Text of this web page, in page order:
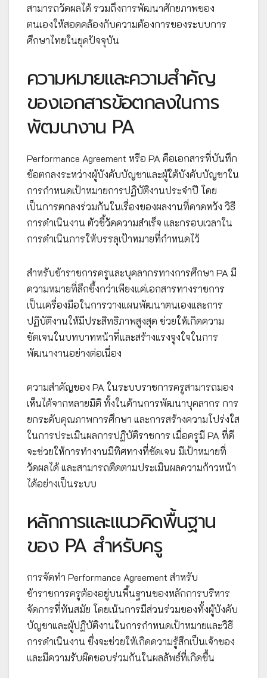
สามารถวัดผลได้ รวมถึงการพัฒนาศักยภาพของ
ตนเองให้สอดคล้องกับความต้องการของระบบการ
ศึกษาไทยในยุคปัจจุบัน
ความหมายและความสำคัญ
ของเอกสารข้อตกลงในการ
พัฒนางาน PA
Performance Agreement หรือ PA คือเอกสารที่บันทึก
ข้อตกลงระหว่างผู้บังคับบัญชาและผู้ใต้บังคับบัญชาใน
การกำหนดเป้าหมายการปฏิบัติงานประจำปี โดย
เป็นการตกลงร่วมกันในเรื่องของผลงานที่คาดหวัง วิธี
การดำเนินงาน ตัวชี้วัดความสำเร็จ และกรอบเวลาใน
การดำเนินการให้บรรลุเป้าหมายที่กำหนดไว้
สำหรับข้าราชการครูและบุคลากรทางการศึกษา PA มี
ความหมายที่ลึกซึ้งกว่าเพียงแค่เอกสารทางราชการ
เป็นเครื่องมือในการวางแผนพัฒนาตนเองและการ
ปฏิบัติงานให้มีประสิทธิภาพสูงสุด ช่วยให้เกิดความ
ชัดเจนในบทบาทหน้าที่และสร้างแรงจูงใจในการ
พัฒนางานอย่างต่อเนื่อง
ความสำคัญของ PA ในระบบราชการครูสามารถมอง
เห็นได้จากหลายมิติ ทั้งในด้านการพัฒนาบุคลากร การ
ยกระดับคุณภาพการศึกษา และการสร้างความโปร่งใส
ในการประเมินผลการปฏิบัติราชการ เมื่อครูมี PA ที่ดี
จะช่วยให้การทำงานมีทิศทางที่ชัดเจน มีเป้าหมายที่
วัดผลได้ และสามารถติดตามประเมินผลความก้าวหน้า
ได้อย่างเป็นระบบ
หลักการและแนวคิดพื้นฐาน
ของ PA สำหรับครู
การจัดทำ Performance Agreement สำหรับ
ข้าราชการครูต้องอยู่บนพื้นฐานของหลักการบริหาร
จัดการที่ทันสมัย โดยเน้นการมีส่วนร่วมของทั้งผู้บังคับ
บัญชาและผู้ปฏิบัติงานในการกำหนดเป้าหมายและวิธี
การดำเนินงาน ซึ่งจะช่วยให้เกิดความรู้สึกเป็นเจ้าของ
และมีความรับผิดชอบร่วมกันในผลลัพธ์ที่เกิดขึ้น